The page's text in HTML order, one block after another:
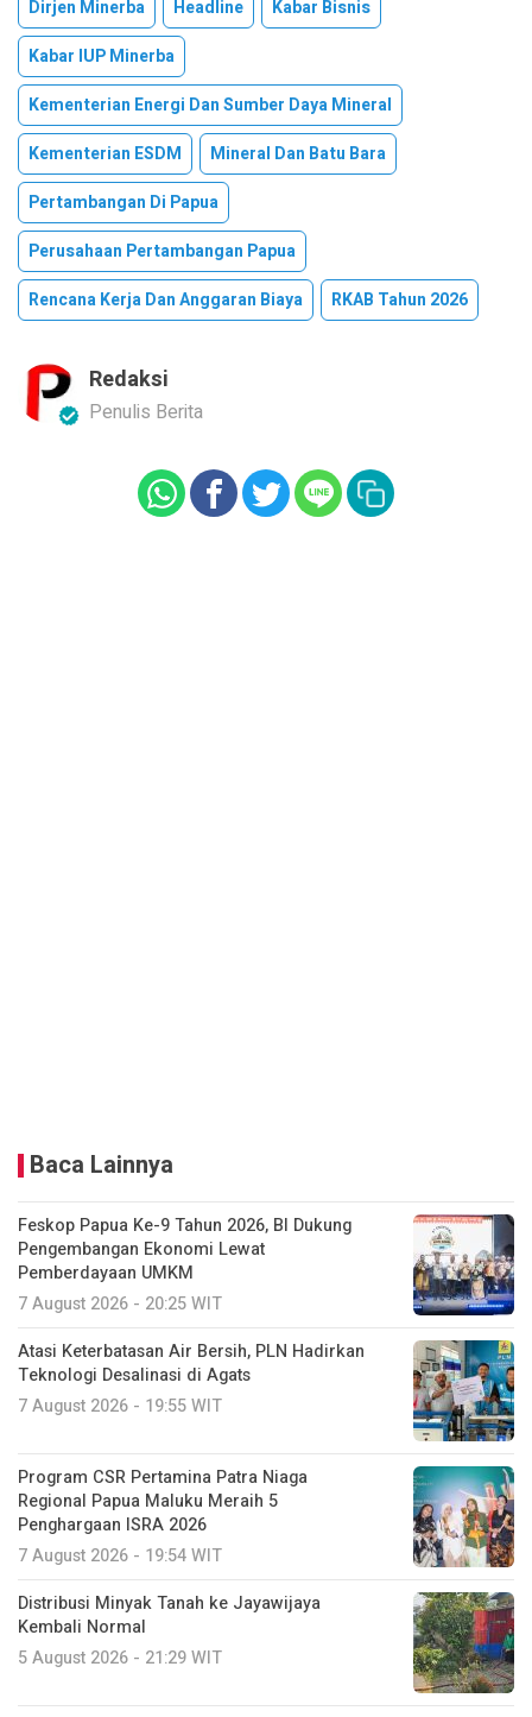
Dirjen Minerba Headline
Kabar Bisnis
Kabar IUP Minerba
Kementerian Energi Dan Sumber Daya Mineral
Kementerian ESDM
Mineral Dan Batu Bara
Pertambangan Di Papua
Perusahaan Pertambangan Papua
Rencana Kerja Dan Anggaran Biaya
RKAB Tahun 2026
Redaksi
Penulis Berita
Baca Lainnya
Feskop Papua Ke-9 Tahun 2026, BI Dukung
Pengembangan Ekonomi Lewat
Pemberdayaan UMKM
7 August 2026 - 20:25 WIT
Atasi Keterbatasan Air Bersih, PLN Hadirkan
Teknologi Desalinasi di Agats
7 August 2026 - 19:55 WIT
Program CSR Pertamina Patra Niaga
Regional Papua Maluku Meraih 5
Penghargaan ISRA 2026
7 August 2026 - 19:54 WIT
Distribusi Minyak Tanah ke Jayawijaya
Kembali Normal
5 August 2026 - 21:29 WIT